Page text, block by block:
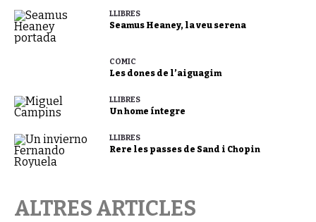
LLIBRES
Seamus Heaney, la veu serena
CÒMIC
Les dones de l’aiguagim
LLIBRES
Un home íntegre
LLIBRES
Rere les passes de Sand i Chopin
ALTRES ARTICLES